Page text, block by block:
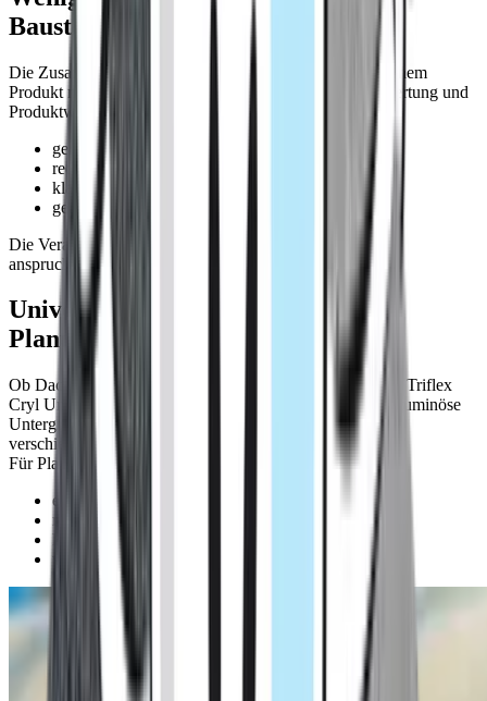
Baustellen-Effizienz
Die Zusammenführung bisheriger Primer-Lösungen in einem
Produkt minimiert Fehlerquellen bei der Untergrundbewertung und
Produktwahl. Für Bauleiter bedeutet das:
geringerer Koordinationsaufwand
reduzierte Lagerhaltung
klare Materialzuordnung auf der Baustelle
geringeres Risiko von Fehlanwendungen
Die Verarbeitung bleibt gewohnt zuverlässig – auch auf
anspruchsvollen Untergründen.
Universell einsetzbar – mehr
Planungssicherheit
Ob Dachsanierung, Balkonabdichtung oder Laubengang: Triflex
Cryl UniPrimer 285 eignet sich für mineralische sowie bituminöse
Untergründe. Die komplexe Differenzierung zwischen
verschiedenen Primer-Systemen entfällt.
Für Planer heißt das:
einfachere Ausschreibung
reduzierte Produktspezifikation
klare Systemdefinition
verbesserte Kalkulationssicherheit